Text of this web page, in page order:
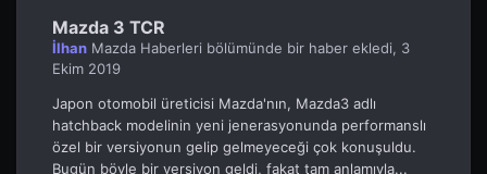
Mazda 3 TCR
İlhan Mazda Haberleri bölümünde bir haber ekledi, 3
Ekim 2019
Japon otomobil üreticisi Mazda'nın, Mazda3 adlı
hatchback modelinin yeni jenerasyonunda performanslı
özel bir versiyonun gelip gelmeyeceği çok konuşuldu.
Bugün böyle bir versiyon geldi, fakat tam anlamıyla...